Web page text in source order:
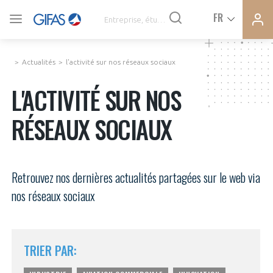
FR
À LA UNE
SYNTHÈSE DE PRESSE
COMMUNIQUÉS DE PRESSE
Actualités l'activité sur nos réseaux sociaux
L'ACTIVITÉ SUR NOS
RÉSEAUX SOCIAUX
Retrouvez nos dernières actualités partagées sur le web via
nos réseaux sociaux
TRIER PAR:
VOUS ÊTES ADHÉRENTS
CONNEXION
PAS ENCORE ADHÉRENT ?
VOUS ÊTES UN PROFESSIONNEL DE LA FILIÈRE ?